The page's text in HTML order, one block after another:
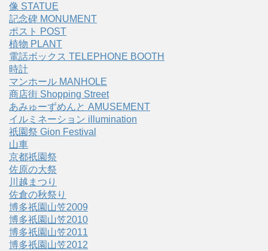
像 STATUE
記念碑 MONUMENT
ポスト POST
植物 PLANT
電話ボックス TELEPHONE BOOTH
時計
マンホール MANHOLE
商店街 Shopping Street
あみゅーずめんと AMUSEMENT
イルミネーション illumination
祇園祭 Gion Festival
山車
京都祇園祭
佐原の大祭
川越まつり
佐倉の秋祭り
博多祇園山笠2009
博多祇園山笠2010
博多祇園山笠2011
博多祇園山笠2012